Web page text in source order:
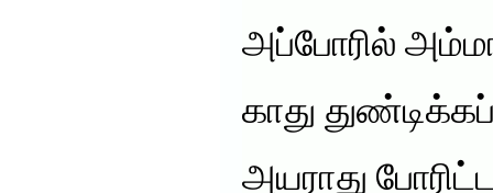
அப்போரில்
காது
அயராது